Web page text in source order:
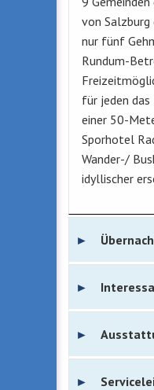
von Salzburg
nur fünf
Rundum-
für jeden
einer 50-
Sporhotel
Wander-/
idyllischer